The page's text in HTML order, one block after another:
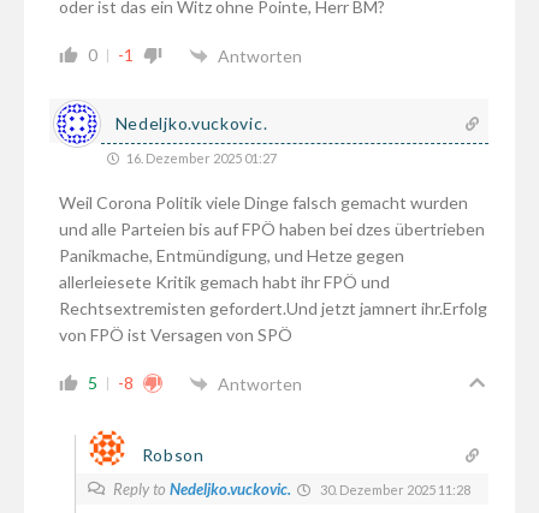
oder ist das ein Witz ohne Pointe, Herr BM?
0 -1 Antworten
Nedeljko.vuckovic.
16. Dezember 2025 01:27
Weil Corona Politik viele Dinge falsch gemacht wurden
und alle Parteien bis auf FPÖ haben bei dzes übertrieben
Panikmache, Entmündigung, und Hetze gegen
allerleiesete Kritik gemach habt ihr FPÖ und
Rechtsextremisten gefordert.Und jetzt jamnert ihr.Erfolg
von FPÖ ist Versagen von SPÖ
5 -8 Antworten
Robson
Reply to Nedeljko.vuckovic. 30. Dezember 2025 11:28